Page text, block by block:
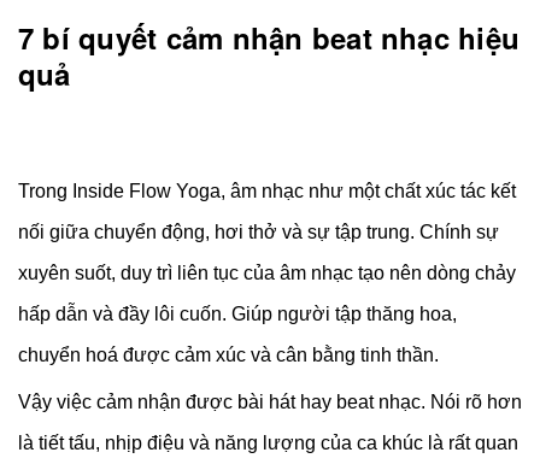
7 bí quyết cảm nhận beat nhạc hiệu
quả
Trong Inside Flow Yoga, âm nhạc như một chất xúc tác kết
nối giữa chuyển động, hơi thở và sự tập trung. Chính sự
xuyên suốt, duy trì liên tục của âm nhạc tạo nên dòng chảy
hấp dẫn và đầy lôi cuốn. Giúp người tập thăng hoa,
chuyển hoá được cảm xúc và cân bằng tinh thần.
Vậy việc cảm nhận được bài hát hay beat nhạc. Nói rõ hơn
là tiết tấu, nhịp điệu và năng lượng của ca khúc là rất quan